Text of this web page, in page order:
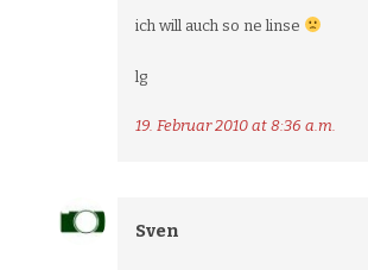
ich will auch so ne linse
lg
19. Februar 2010 at 8:36 a.m.
Sven